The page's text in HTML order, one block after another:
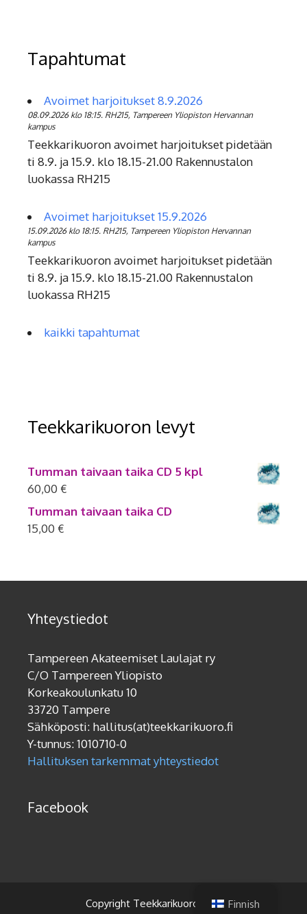
Tapahtumat
Avoimet harjoitukset 8.9.2026
08.09.2026 klo 18:15. RH215, Tampereen Yliopiston Hervannan
kampus
Teekkarikuoron avoimet harjoitukset pidetään
ti 8.9. ja 15.9. klo 18.15-21.00 Rakennustalon
luokassa RH215
Avoimet harjoitukset 15.9.2026
15.09.2026 klo 18:15. RH215, Tampereen Yliopiston Hervannan
kampus
Teekkarikuoron avoimet harjoitukset pidetään
ti 8.9. ja 15.9. klo 18.15-21.00 Rakennustalon
luokassa RH215
kaikki tapahtumat
Teekkarikuoron levyt
Tumman taivaan taika CD 5 kpl
60,00 €
Tumman taivaan taika CD
15,00 €
Yhteystiedot
Tampereen Akateemiset Laulajat ry
C/O Tampereen Yliopisto
Korkeakoulunkatu 10
33720 Tampere
Sähköposti: hallitus(at)teekkarikuoro.fi
Y-tunnus: 1010710-0
Hallituksen tarkemmat yhteystiedot
Facebook
Copyright Teekkarikuoro 2019 Finnish